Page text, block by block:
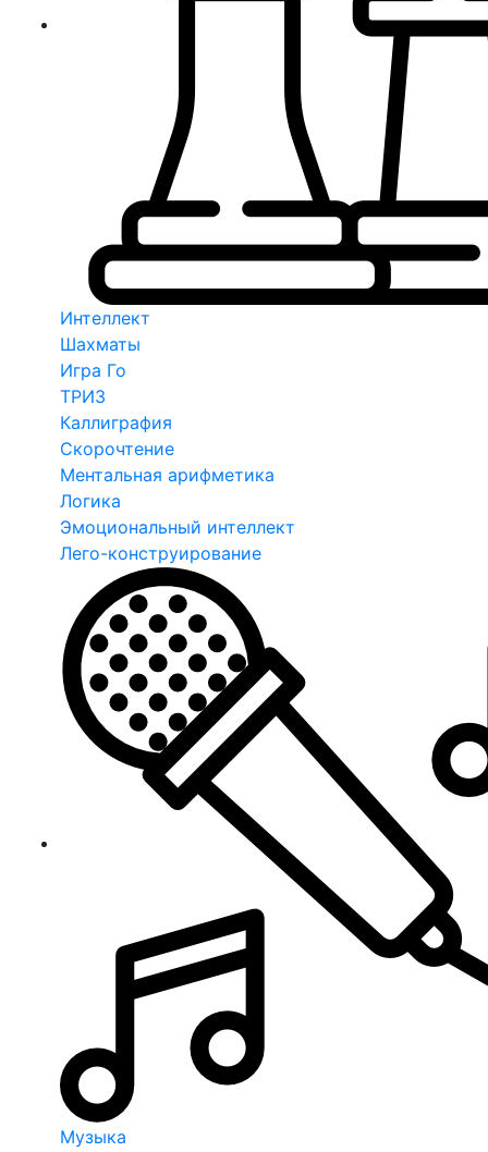
Интеллект
Шахматы
Игра Го
ТРИЗ
Каллиграфия
Скорочтение
Ментальная арифметика
Логика
Эмоциональный интеллект
Лего-конструирование
Музыка